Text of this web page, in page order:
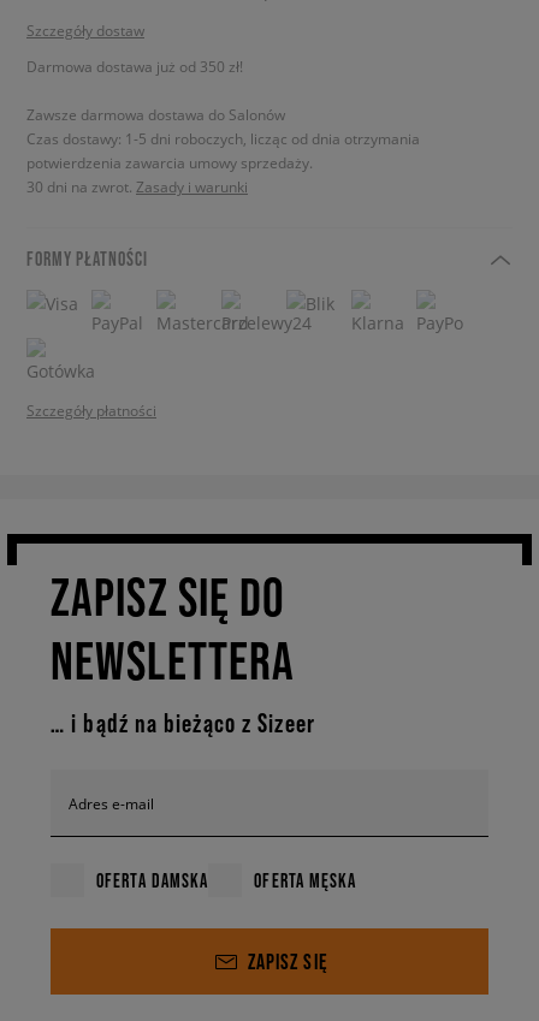
Szczegóły dostaw
Darmowa dostawa już od 350 zł!
Zawsze darmowa dostawa do Salonów
Czas dostawy: 1-5 dni roboczych, licząc od dnia otrzymania
potwierdzenia zawarcia umowy sprzedaży.
30 dni na zwrot. Zasady i warunki
FORMY PŁATNOŚCI
Szczegóły płatności
ZAPISZ SIĘ DO
NEWSLETTERA
… i bądź na bieżąco z Sizeer
Adres e-mail
OFERTA DAMSKA OFERTA MĘSKA
ZAPISZ SIĘ